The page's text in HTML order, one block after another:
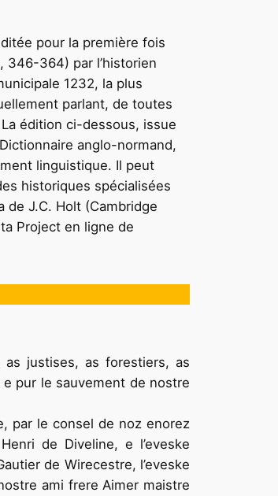
pour la première fois
346-364) par l’historien
1232, la plus
parlant, de toutes
édition ci-dessous, issue
anglo-normand,
linguistique. Il peut
historiques spécialisées
de J.C. Holt (Cambridge
Project en ligne de
as justises, as forestiers, as
pur le sauvement de nostre
par le consel de noz enorez
de Diveline, e l’eveske
de Wirecestre, l’eveske
ami frere Aimer maistre